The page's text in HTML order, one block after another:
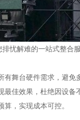
忧解难的一站式整合
舞台硬件需求，避免
佳效果，杜绝因设备
，实现成本可控。